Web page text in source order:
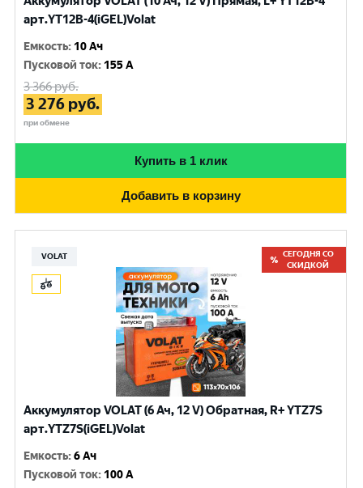
арт.YT12B-4(iGEL)Volat
Емкость: 10 Ач
Пусковой ток: 155 A
3 366руб.
3 276 руб.
при обмене
Купить в 1 клик
Добавить в корзину
VOLAT
СЕГОДНЯ СО
СКИДКОЙ
Аккумулятор VOLAT (6 Ач, 12 V) Обратная, R+ YTZ7S
арт.YTZ7S(iGEL)Volat
Емкость:6 Ач
Пусковой ток: 100 A